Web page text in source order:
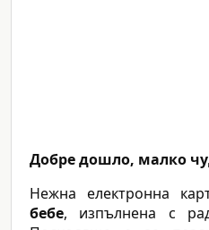
Добре дошло, малко
Нежна електронна
бебе, изпълнена с